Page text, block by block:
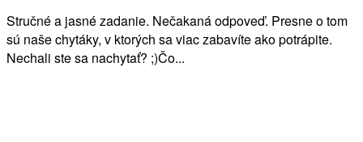
Stručné a jasné zadanie. Nečakaná odpoveď. Presne o tom
sú naše chytáky, v ktorých sa viac zabavíte ako potrápite.
Nechali ste sa nachytať? ;)Čo...